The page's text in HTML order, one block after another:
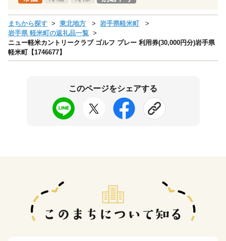
まちから探す 東北地方
岩手県軽米町
岩手県 軽米町の返礼品一覧
ニュー軽米カントリークラブ ゴルフ プレー 利用券(30,000円分)岩手県
軽米町【1746677】
このページをシェアする